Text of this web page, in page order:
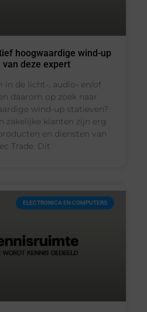
hoogwaardige wind-up
van deze expert
in de licht-, audio- en/of
daarom op zoek naar
wind-up statieven?
zakelijke klanten zijn erg
en diensten van
Trade. Dit
ELECTRONICA EN COMPUTERS